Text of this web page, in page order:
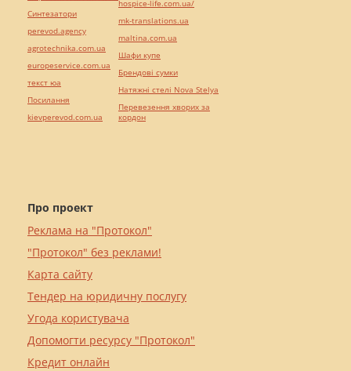
Про проект
Реклама на "Протокол"
"Протокол" без реклами!
Карта сайту
Тендер на юридичну послугу
Угода користувача
Допомогти ресурсу "Протокол"
Кредит онлайн
Синтезатори
perevod.agency
agrotechnika.com.ua
europeservice.com.ua
текст юа
Посилання
kievperevod.com.ua
hospice-life.com.ua/
mk-translations.ua
maltina.com.ua
Шафи купе
Брендові сумки
Натяжні стелі Nova Stelya
Перевезення хворих за
кордон